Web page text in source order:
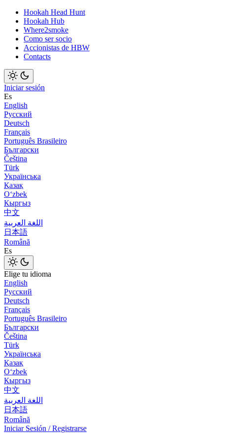
Hookah Head Hunt
Hookah Hub
Where2smoke
Como ser socio
Accionistas de HBW
Contacts
Iniciar sesión
Es
English
Русский
Deutsch
Français
Português Brasileiro
Български
Čeština
Türk
Українська
Қазақ
Оʻzbek
Кыргыз
中文
اللغة العربية
日本語
Română
Es
Elige tu idioma
English
Русский
Deutsch
Français
Português Brasileiro
Български
Čeština
Türk
Українська
Қазақ
Оʻzbek
Кыргыз
中文
اللغة العربية
日本語
Română
Iniciar Sesión / Registrarse